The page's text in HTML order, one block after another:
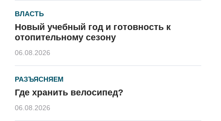
ВЛАСТЬ
Новый учебный год и готовность к
отопительному сезону
06.08.2026
РАЗЪЯСНЯЕМ
Где хранить велосипед?
06.08.2026